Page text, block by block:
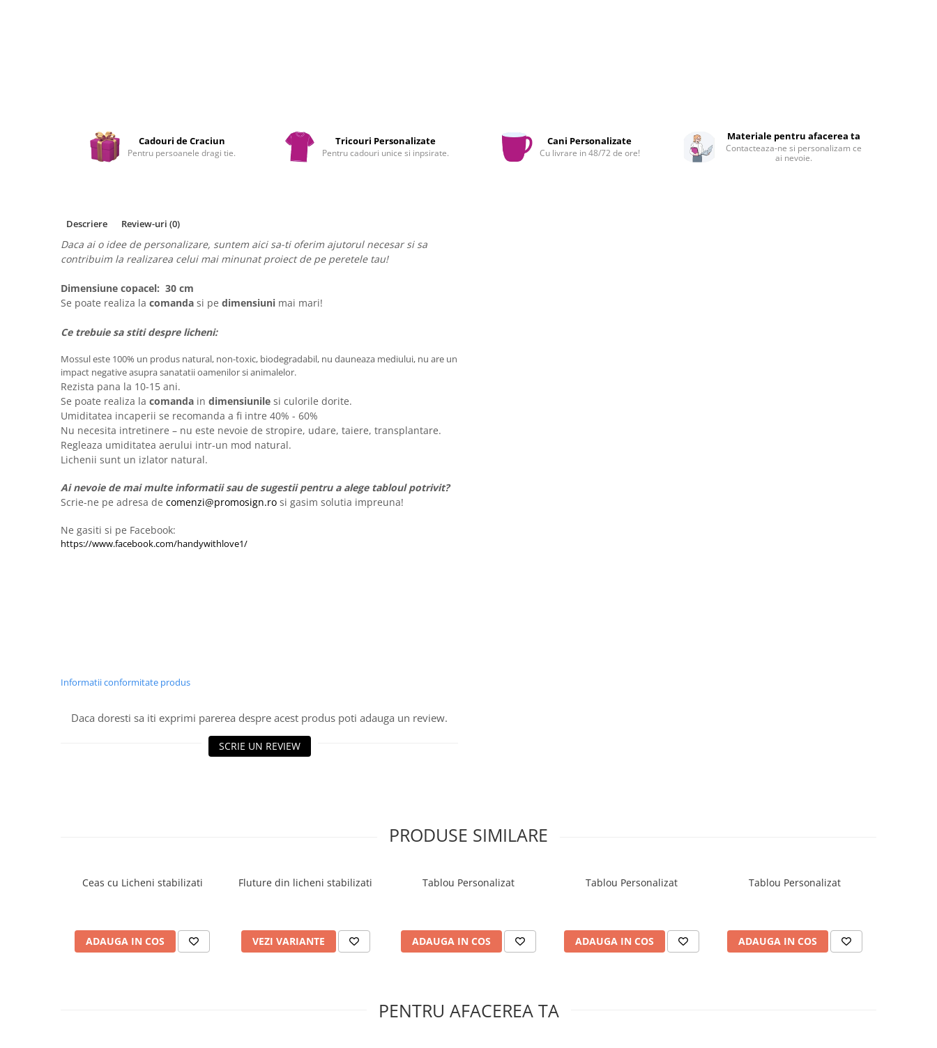
Cadouri de Craciun
Pentru persoanele dragi tie.
Tricouri Personalizate
Pentru cadouri unice si inpsirate.
Cani Personalizate
Cu livrare in 48/72 de ore!
Materiale pentru afacerea ta
Contacteaza-ne si personalizam ce
ai nevoie.
Descriere Review-uri (0)
Daca ai o idee de personalizare, suntem aici sa-ti oferim ajutorul necesar si sa
contribuim la realizarea celui mai minunat proiect de pe peretele tau!
Dimensiune copacel: 30 cm
Se poate realiza la comanda si pe dimensiuni mai mari!
Ce trebuie sa stiti despre licheni:
Mossul este 100% un produs natural, non-toxic, biodegradabil, nu dauneaza mediului, nu are un
impact negative asupra sanatatii oamenilor si animalelor.
Rezista pana la 10-15 ani.
Se poate realiza la comanda in dimensiunile si culorile dorite.
Umiditatea incaperii se recomanda a fi intre 40% - 60%
Nu necesita intretinere – nu este nevoie de stropire, udare, taiere, transplantare.
Regleaza umiditatea aerului intr-un mod natural.
Lichenii sunt un izlator natural.
Ai nevoie de mai multe informatii sau de sugestii pentru a alege tabloul potrivit?
Scrie-ne pe adresa de comenzi@promosign.ro si gasim solutia impreuna!
Ne gasiti si pe Facebook:
https://www.facebook.com/handywithlove1/
Informatii conformitate produs
Daca doresti sa iti exprimi parerea despre acest produs poti adauga un review.
SCRIE UN REVIEW
PRODUSE SIMILARE
Ceas cu Licheni stabilizati
ADAUGA IN COS
Fluture din licheni stabilizati
VEZI VARIANTE
Tablou Personalizat
ADAUGA IN COS
Tablou Personalizat
ADAUGA IN COS
Tablou Personalizat
ADAUGA IN COS
PENTRU AFACEREA TA